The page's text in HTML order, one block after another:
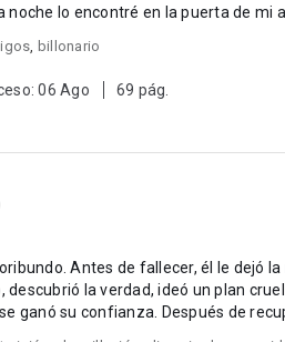
lo encontré en la puerta de mi
, billonario
06 Ago 69 pág.
Antes de fallecer, él le dejó
la verdad, ideó un plan
ganó su confianza. Después de